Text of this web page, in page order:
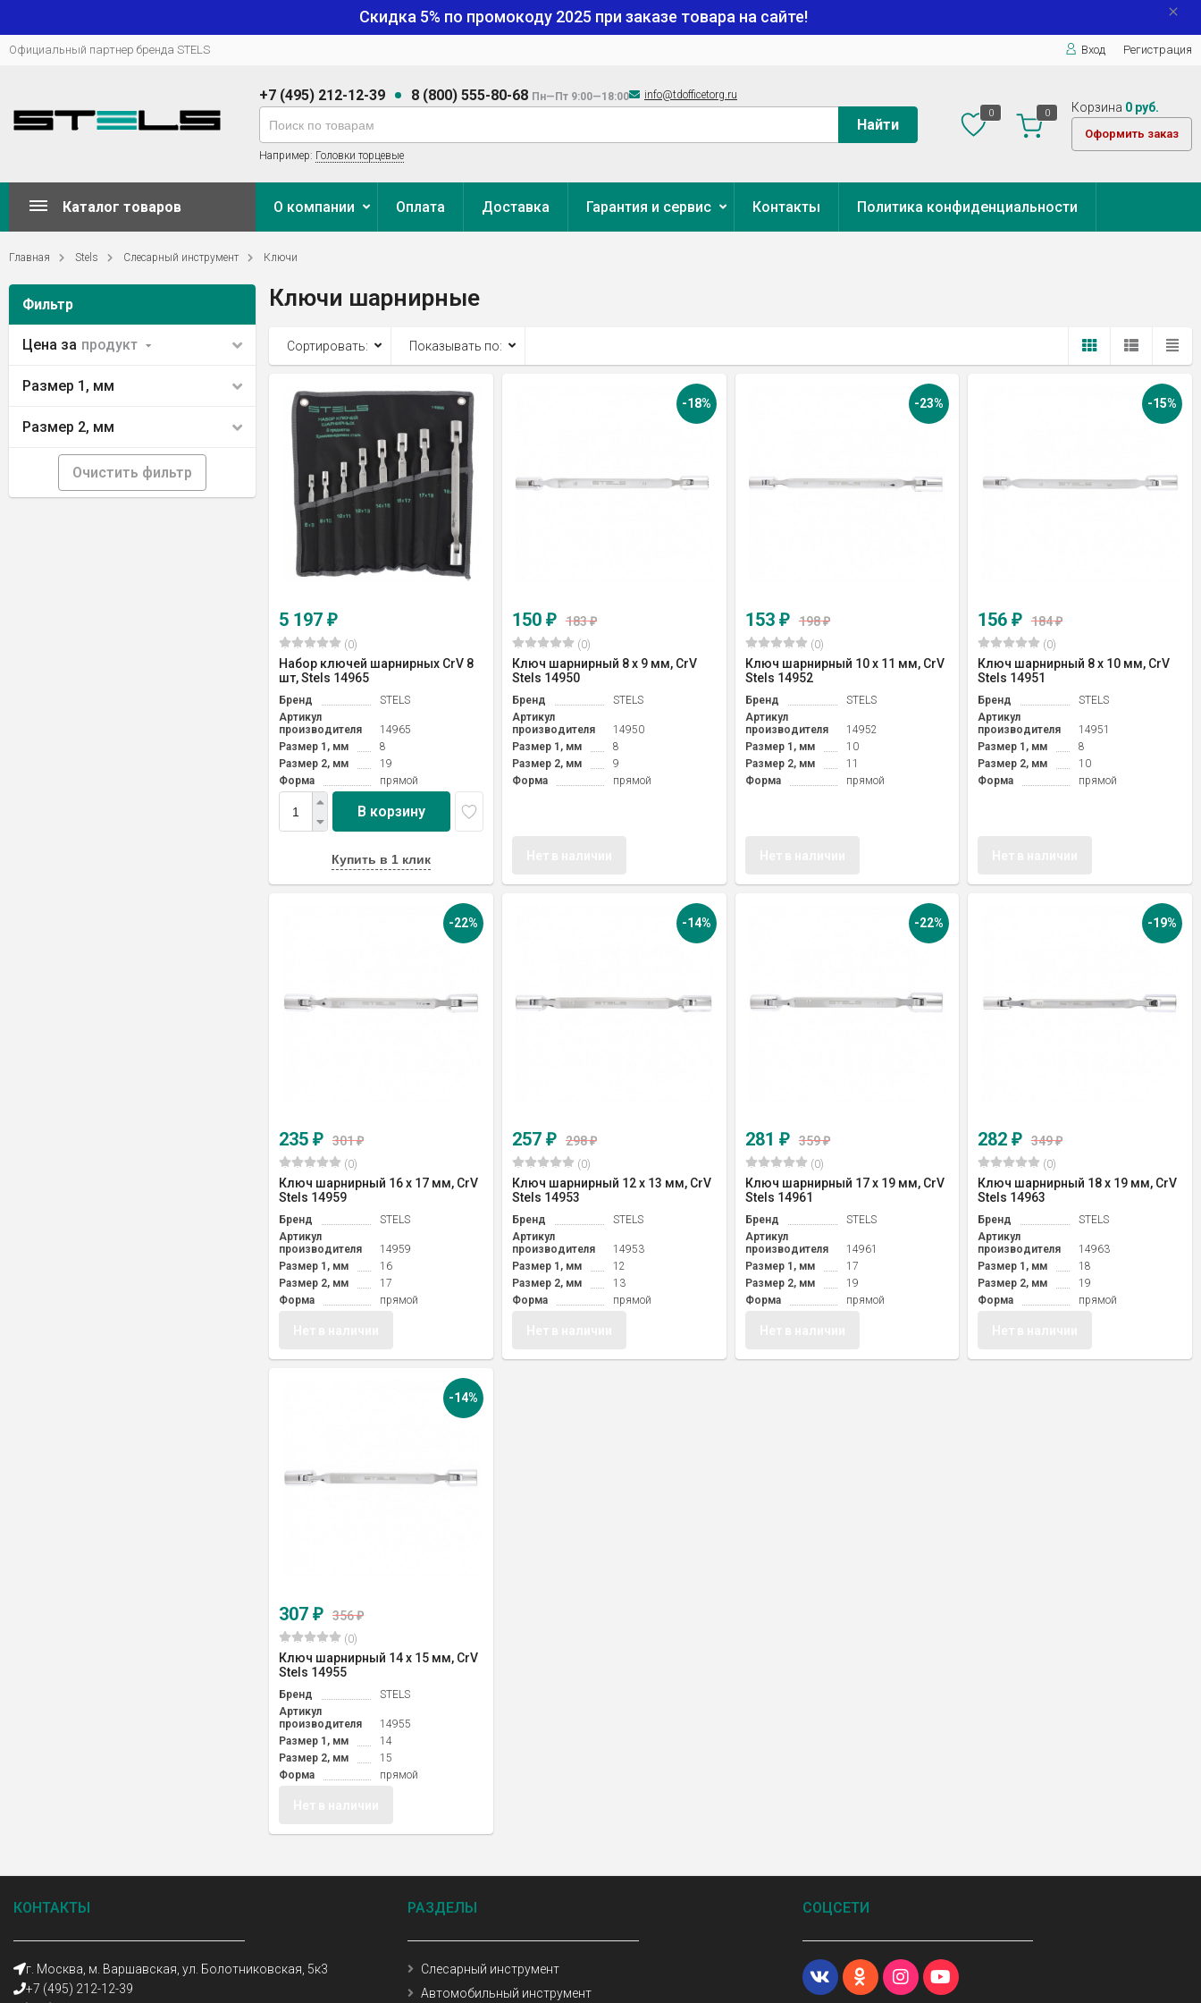
Скидка 5% по промокоду 2025 при заказе товара на сайте!
Официальный партнер бренда STELS Вход Регистрация
+7 (495) 212-12-39 8 (800) 555-80-68 Пн—Пт 9:00—18:00 info@tdofficetorg.ru
Найти
Например: Головки торцевые
0 0 Корзина 0 руб.
Оформить заказ
Каталог товаров О компании Оплата Доставка Гарантия и сервис Контакты Политика конфиденциальности
Главная Stels Слесарный инструмент Ключи
Фильтр
Цена за продукт
Размер 1, мм
Размер 2, мм
Очистить фильтр
Ключи шарнирные
Сортировать: Показывать по:
5 197₽
(0)
Набор ключей шарнирных CrV 8
шт, Stels 14965
Бренд
STELS
Артикул
производителя
14965
Размер 1, мм
8
Размер 2, мм
19
Форма
прямой
В корзину
Купить в 1 клик
-18%
150 ₽ 183₽
(0)
Ключ шарнирный 8 х 9 мм, CrV
Stels 14950
Бренд
STELS
Артикул
производителя
14950
Размер 1, мм
8
Размер 2, мм
9
Форма
прямой
-23%
153 ₽ 198₽
(0)
Ключ шарнирный 10 х 11 мм, CrV
Stels 14952
Бренд
STELS
Артикул
производителя
14952
Размер 1, мм
10
Размер 2, мм
11
Форма
прямой
-15%
156₽ 184₽
(0)
Ключ шарнирный 8 х 10 мм, CrV
Stels 14951
Бренд
STELS
Артикул
производителя
14951
Размер 1, мм
8
Размер 2, мм
10
Форма
прямой
-22%
235₽ 301₽
(0)
Ключ шарнирный 16 х 17 мм, CrV
Stels 14959
Бренд
STELS
Артикул
производителя
14959
Размер 1, мм
16
Размер 2, мм
17
Форма
прямой
-14%
257 ₽ 298₽
(0)
Ключ шарнирный 12 х 13 мм, CrV
Stels 14953
Бренд
STELS
Артикул
производителя
14953
Размер 1, мм
12
Размер 2, мм
13
Форма
прямой
-22%
281 ₽ 359₽
(0)
Ключ шарнирный 17 х 19 мм, CrV
Stels 14961
Бренд
STELS
Артикул
производителя
14961
Размер 1, мм
17
Размер 2, мм
19
Форма
прямой
-19%
282₽ 349₽
(0)
Ключ шарнирный 18 х 19 мм, CrV
Stels 14963
Бренд
STELS
Артикул
производителя
14963
Размер 1, мм
18
Размер 2, мм
19
Форма
прямой
-14%
307₽ 356₽
(0)
Ключ шарнирный 14 х 15 мм, CrV
Stels 14955
Бренд
STELS
Артикул
производителя
14955
Размер 1, мм
14
Размер 2, мм
15
Форма
прямой
КОНТАКТЫ
г. Москва, м. Варшавская, ул. Болотниковская, 5к3
+7 (495) 212-12-39
РАЗДЕЛЫ
Слесарный инструмент
Автомобильный инструмент
СОЦСЕТИ